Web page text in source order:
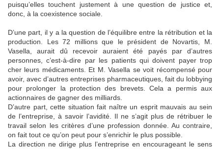
puisqu’elles touchent justement à une question de justice et,
donc, à la coexistence sociale.
D’une part, il y a la question de l’équilibre entre la rétribution et la
production. Les 72 millions que le président de Novartis, M.
Vasella, aurait dû recevoir auraient été payés par d’autres
personnes, c’est-à-dire par les patients qui doivent payer trop
cher leurs médicaments. Et M. Vasella se voit récompensé pour
avoir, avec d’autres entreprises pharmaceutiques, fait du lobbying
pour prolonger la protection des brevets. Cela a permis aux
actionnaires de gagner des milliards.
D’autre part, cette situation fait naître un esprit mauvais au sein
de l’entreprise, à savoir l’avidité. Il ne s’agit plus de rétribuer le
travail selon les critères d’une profession donnée. Au contraire,
on fait tout ce qu’on peut pour s’enrichir le plus possible.
La direction ne dirige plus l’entreprise en encourageant le sens